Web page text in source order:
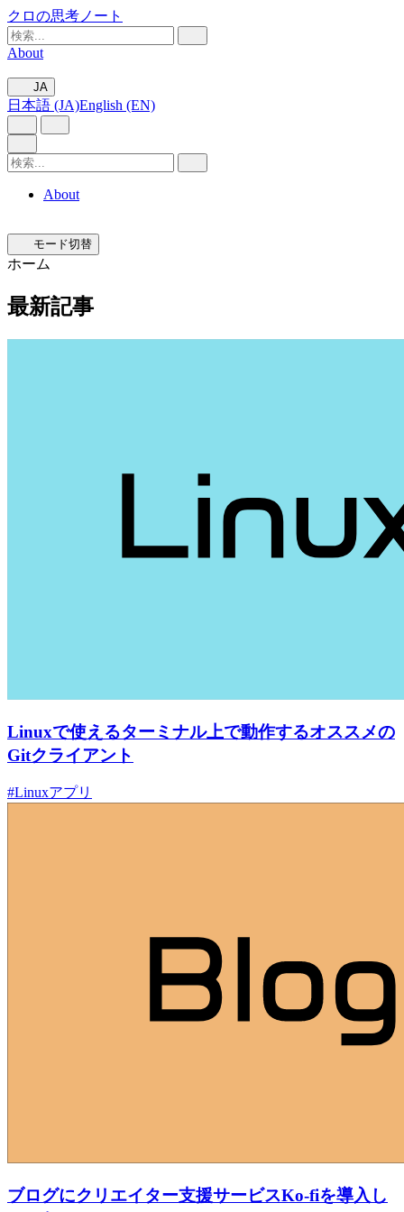
クロの思考ノート
About
JA
日本語 (JA)English (EN)
About
モード切替
ホーム
最新記事
Linuxで使えるターミナル上で動作するオススメの
Gitクライアント
#Linuxアプリ
ブログにクリエイター支援サービスKo-fiを導入し